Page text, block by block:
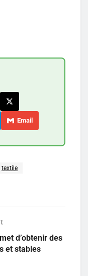
Email
textile
d’obtenir des
et stables